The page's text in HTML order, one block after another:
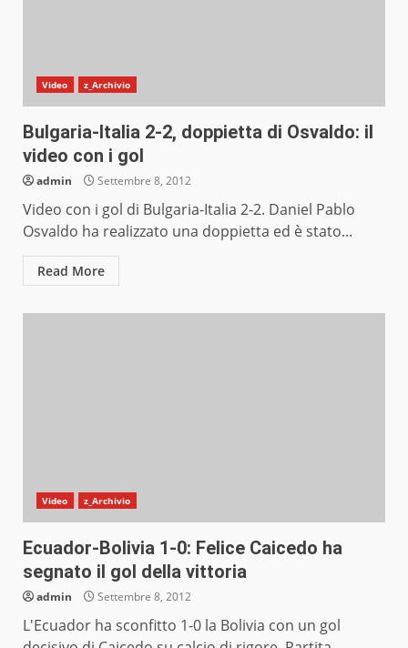
Video z_Archivio
Bulgaria-Italia 2-2, doppietta di Osvaldo: il
video con i gol
admin Settembre 8, 2012
Video con i gol di Bulgaria-Italia 2-2. Daniel Pablo
Osvaldo ha realizzato una doppietta ed è stato...
Read More
Video z_Archivio
Ecuador-Bolivia 1-0: Felice Caicedo ha
segnato il gol della vittoria
admin Settembre 8, 2012
L'Ecuador ha sconfitto 1-0 la Bolivia con un gol